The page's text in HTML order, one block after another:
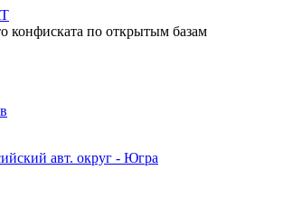
конфиската по открытым базам
авт. округ - Югра